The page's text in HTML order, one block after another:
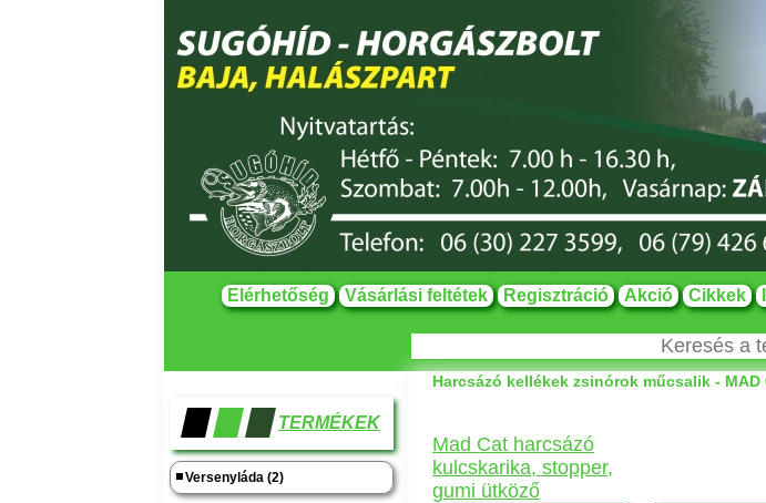
Elérhetőség Vásárlási feltétek Regisztráció Akció Cikkek
TERMÉKEK
Versenyláda (2)
Harcsázó kellékek zsinórok műcsalik - MAD
Mad Cat harcsázó
kulcskarika, stopper,
gumi ütköző